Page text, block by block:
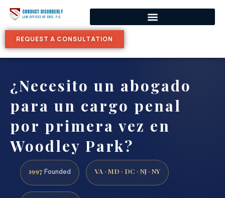
REQUEST A CONSULTATION
¿Necesito un abogado
para un cargo penal
por primera vez en
Woodley Park?
1997 Founded VA · MD · DC · NJ · NY